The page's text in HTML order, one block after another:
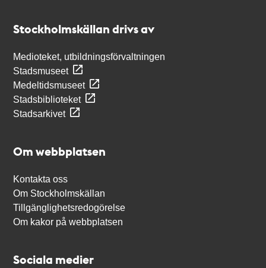
Stockholmskällan drivs av
Medioteket, utbildningsförvaltningen
Stadsmuseet
Medeltidsmuseet
Stadsbiblioteket
Stadsarkivet
Om webbplatsen
Kontakta oss
Om Stockholmskällan
Tillgänglighetsredogörelse
Om kakor på webbplatsen
Sociala medier